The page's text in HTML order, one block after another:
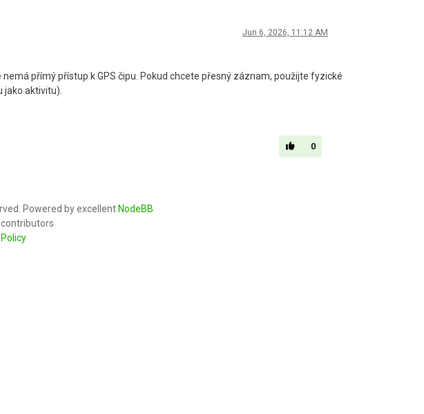
Jun 6, 2026, 11:12 AM
přímý přístup k GPS čipu. Pokud chcete přesný záznam, použijte fyzické
aktivitu).
0
Powered by excellent NodeBB
contributors